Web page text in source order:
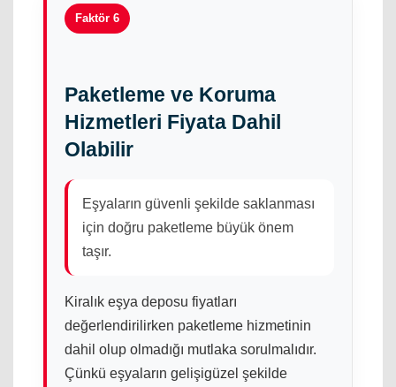
Faktör 6
Paketleme ve Koruma
Hizmetleri Fiyata Dahil
Olabilir
Eşyaların güvenli şekilde saklanması
için doğru paketleme büyük önem
taşır.
Kiralık eşya deposu fiyatları
değerlendirilirken paketleme hizmetinin
dahil olup olmadığı mutlaka sorulmalıdır.
Çünkü eşyaların gelişigüzel şekilde